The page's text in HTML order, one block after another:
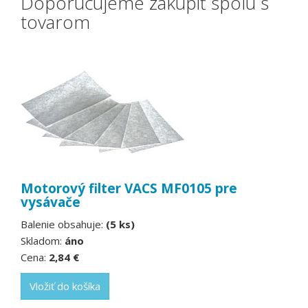
tovarom
Motorový filter VACS MF0105 pre
vysávače
Balenie obsahuje: (5 ks)
Skladom: áno
Cena: 2,84 €
Vložiť do košíka